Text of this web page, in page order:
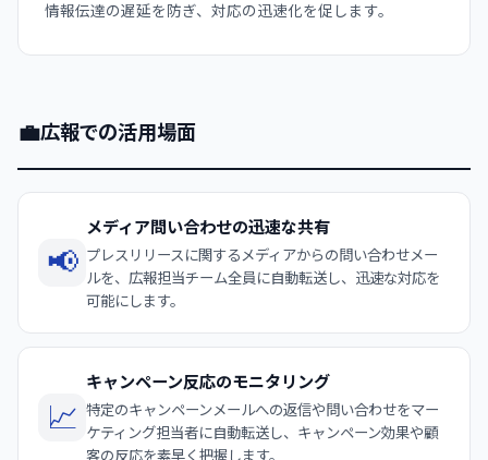
情報伝達の遅延を防ぎ、対応の迅速化を促します。
💼広報での活用場面
📢
メディア問い合わせの迅速な共有
プレスリリースに関するメディアからの問い合わせメー
ルを、広報担当チーム全員に自動転送し、迅速な対応を
可能にします。
📈
キャンペーン反応のモニタリング
特定のキャンペーンメールへの返信や問い合わせをマー
ケティング担当者に自動転送し、キャンペーン効果や顧
客の反応を素早く把握します。